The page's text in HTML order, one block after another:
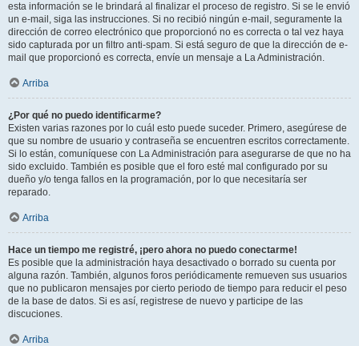
esta información se le brindará al finalizar el proceso de registro. Si se le envió
un e-mail, siga las instrucciones. Si no recibió ningún e-mail, seguramente la
dirección de correo electrónico que proporcionó no es correcta o tal vez haya
sido capturada por un filtro anti-spam. Si está seguro de que la dirección de e-
mail que proporcionó es correcta, envíe un mensaje a La Administración.
Arriba
¿Por qué no puedo identificarme?
Existen varias razones por lo cuál esto puede suceder. Primero, asegúrese de
que su nombre de usuario y contraseña se encuentren escritos correctamente.
Si lo están, comuníquese con La Administración para asegurarse de que no ha
sido excluido. También es posible que el foro esté mal configurado por su
dueño y/o tenga fallos en la programación, por lo que necesitaría ser
reparado.
Arriba
Hace un tiempo me registré, ¡pero ahora no puedo conectarme!
Es posible que la administración haya desactivado o borrado su cuenta por
alguna razón. También, algunos foros periódicamente remueven sus usuarios
que no publicaron mensajes por cierto periodo de tiempo para reducir el peso
de la base de datos. Si es así, registrese de nuevo y participe de las
discuciones.
Arriba